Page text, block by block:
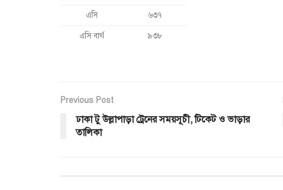
এসি ৬৩৭
এসি বার্থ ৯৩৮
Previous Post
ঢাকা টু উল্লাপাড়া ট্রেনের সময়সূচী, টিকেট ও ভাড়ার
তালিকা